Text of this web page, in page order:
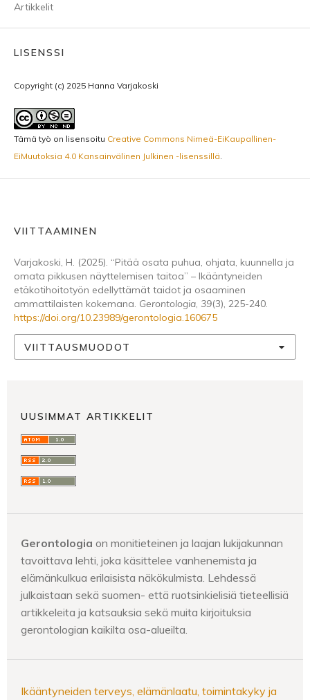
Artikkelit
LISENSSI
Copyright (c) 2025 Hanna Varjakoski
Tämä työ on lisensoitu Creative Commons Nimeä-EiKaupallinen-
EiMuutoksia 4.0 Kansainvälinen Julkinen -lisenssillä.
VIITTAAMINEN
Varjakoski, H. (2025). “Pitää osata puhua, ohjata, kuunnella ja
omata pikkusen näyttelemisen taitoa” – Ikääntyneiden
etäkotihoitotyön edellyttämät taidot ja osaaminen
ammattilaisten kokemana. Gerontologia, 39(3), 225-240.
https://doi.org/10.23989/gerontologia.160675
VIITTAUSMUODOT
UUSIMMAT ARTIKKELIT
Gerontologia on monitieteinen ja laajan lukijakunnan
tavoittava lehti, joka käsittelee vanhenemista ja
elämänkulkua erilaisista näkökulmista. Lehdessä
julkaistaan sekä suomen- että ruotsinkielisiä tieteellisiä
artikkeleita ja katsauksia sekä muita kirjoituksia
gerontologian kaikilta osa-alueilta.
Ikääntyneiden terveys, elämänlaatu, toimintakyky ja